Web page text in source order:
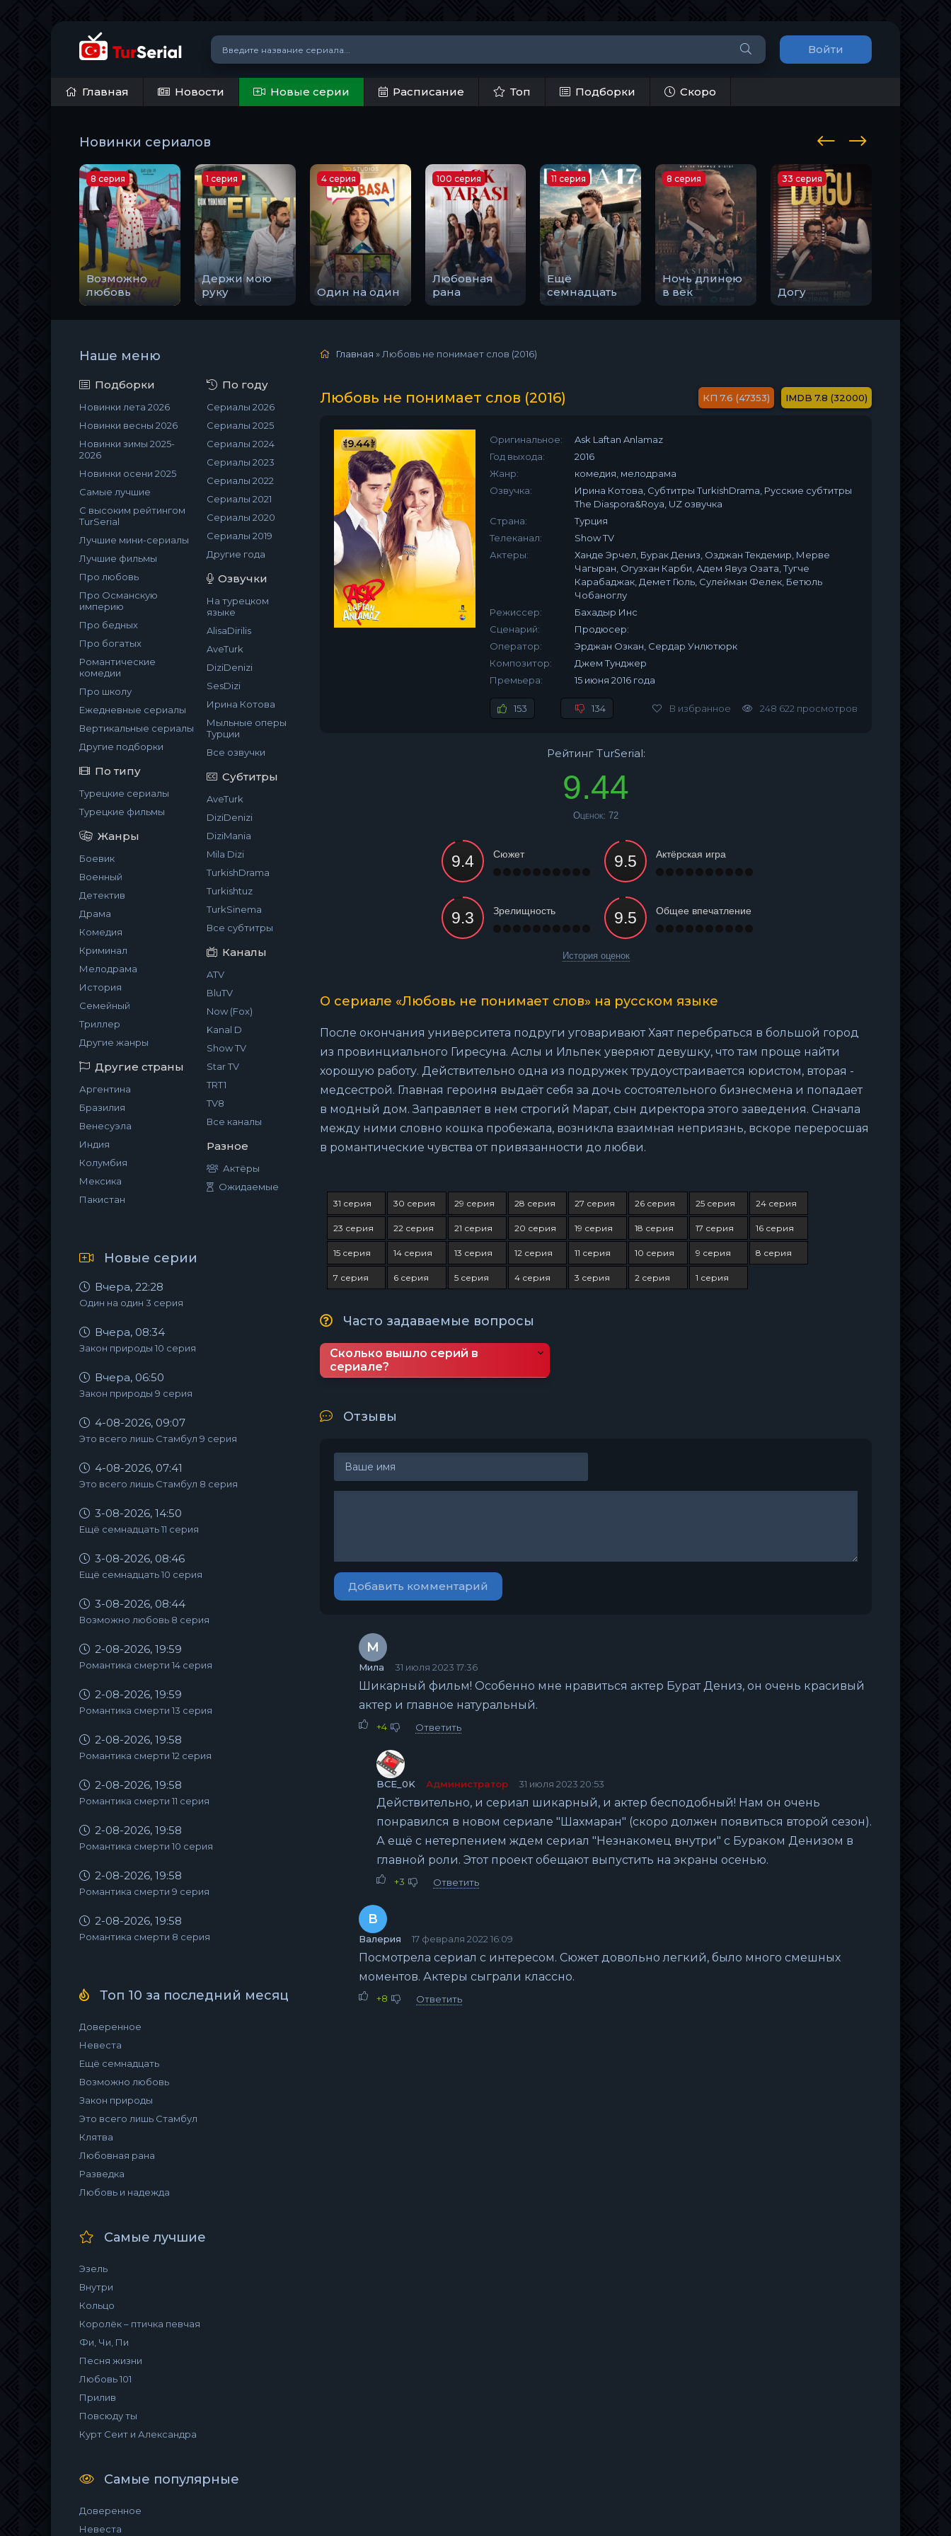
Войти
Главная Новости Новые серии Расписание Топ Подборки Скоро
Новинки сериалов
Возможно
любовь
8 серия
Держи мою
руку
1 серия
Один на один
4 серия
Любовная
рана
100 серия
Ещё
семнадцать
11 серия
Ночь длиною
в век
8 серия
Догу
33 серия
Наше меню
Подборки
Новинки лета 2026
Новинки весны 2026
Новинки зимы 2025-
2026
Новинки осени 2025
Самые лучшие
С высоким рейтингом
TurSerial
Лучшие мини-сериалы
Лучшие фильмы
Про любовь
Про Османскую
империю
Про бедных
Про богатых
Романтические
комедии
Про школу
Ежедневные сериалы
Вертикальные сериалы
Другие подборки
По типу
Турецкие сериалы
Турецкие фильмы
Жанры
Боевик
Военный
Детектив
Драма
Комедия
Криминал
Мелодрама
История
Семейный
Триллер
Другие жанры
Другие страны
Аргентина
Бразилия
Венесуэла
Индия
Колумбия
Мексика
Пакистан
По году
Сериалы 2026
Сериалы 2025
Сериалы 2024
Сериалы 2023
Сериалы 2022
Сериалы 2021
Сериалы 2020
Сериалы 2019
Другие года
Озвучки
На турецком
языке
AlisaDirilis
AveTurk
DiziDenizi
SesDizi
Ирина Котова
Мыльные оперы
Турции
Все озвучки
Субтитры
AveTurk
DiziDenizi
DiziMania
Mila Dizi
TurkishDrama
Turkishtuz
TurkSinema
Все субтитры
Каналы
ATV
BluTV
Now (Fox)
Kanal D
Show TV
Star TV
TRT1
TV8
Все каналы
Разное
Актёры
Ожидаемые
Новые серии
Вчера, 22:28
Один на один 3 серия
Вчера, 08:34
Закон природы 10 серия
Вчера, 06:50
Закон природы 9 серия
4-08-2026, 09:07
Это всего лишь Стамбул 9 серия
4-08-2026, 07:41
Это всего лишь Стамбул 8 серия
3-08-2026, 14:50
Ещё семнадцать 11 серия
3-08-2026, 08:46
Ещё семнадцать 10 серия
3-08-2026, 08:44
Возможно любовь 8 серия
2-08-2026, 19:59
Романтика смерти 14 серия
2-08-2026, 19:59
Романтика смерти 13 серия
2-08-2026, 19:58
Романтика смерти 12 серия
2-08-2026, 19:58
Романтика смерти 11 серия
2-08-2026, 19:58
Романтика смерти 10 серия
2-08-2026, 19:58
Романтика смерти 9 серия
2-08-2026, 19:58
Романтика смерти 8 серия
Топ 10 за последний месяц
Доверенное
Невеста
Ещё семнадцать
Возможно любовь
Закон природы
Это всего лишь Стамбул
Клятва
Любовная рана
Разведка
Любовь и надежда
Самые лучшие
Эзель
Внутри
Кольцо
Королёк – птичка певчая
Фи, Чи, Пи
Песня жизни
Любовь 101
Прилив
Повсюду ты
Курт Сеит и Александра
Самые популярные
Доверенное
Невеста
Главная » Любовь не понимает слов (2016)
Любовь не понимает слов (2016) 7.6 (47353) 7.8 (32000)
9.44 Оригинальное:
Ask Laftan Anlamaz
Год выхода:
2016
Жанр:
комедия, мелодрама
Озвучка:
Ирина Котова, Субтитры TurkishDrama, Русские субтитры
The Diaspora&Roya, UZ озвучка
Страна:
Турция
Телеканал:
Show TV
Актеры:
Ханде Эрчел, Бурак Дениз, Озджан Текдемир, Мерве
Чагыран, Огузхан Карби, Адем Явуз Озата, Тугче
Карабаджак, Демет Гюль, Сулейман Фелек, Бетюль
Чобаноглу
Режиссер:
Бахадыр Инс
Сценарий:
Продюсер:
Оператор:
Эрджан Озкан, Сердар Унлютюрк
Композитор:
Джем Тунджер
Премьера:
15 июня 2016 года
153 134 В избранное 248 622 просмотров
Рейтинг TurSerial:
9.44
Оценок: 72
Сюжет Актёрская игра
Зрелищность Общее впечатление
История оценок
О сериале «Любовь не понимает слов» на русском языке
После окончания университета подруги уговаривают Хаят перебраться в большой город
из провинциального Гиресуна. Аслы и Ильпек уверяют девушку, что там проще найти
хорошую работу. Действительно одна из подружек трудоустраивается юристом, вторая -
медсестрой. Главная героиня выдаёт себя за дочь состоятельного бизнесмена и попадает
в модный дом. Заправляет в нем строгий Марат, сын директора этого заведения. Сначала
между ними словно кошка пробежала, возникла взаимная неприязнь, вскоре переросшая
в романтические чувства от привязанности до любви.
31 серия 30 серия 29 серия 28 серия 27 серия 26 серия 25 серия 24 серия
23 серия 22 серия 21 серия 20 серия 19 серия 18 серия 17 серия 16 серия
15 серия 14 серия 13 серия 12 серия 11 серия 10 серия 9 серия 8 серия
7 серия 6 серия 5 серия 4 серия 3 серия 2 серия 1 серия
Часто задаваемые вопросы
Сколько вышло серий в
сериале?
Отзывы
Добавить комментарий
М
Мила 31 июля 2023 17:36
Шикарный фильм! Особенно мне нравиться актер Бурат Дениз, он очень красивый
актер и главное натуральный.
+4 Ответить
BCE_0K Администратор 31 июля 2023 20:53
Действительно, и сериал шикарный, и актер бесподобный! Нам он очень
понравился в новом сериале "Шахмаран" (скоро должен появиться второй сезон).
А ещё с нетерпением ждем сериал "Незнакомец внутри" с Бураком Денизом в
главной роли. Этот проект обещают выпустить на экраны осенью.
+3 Ответить
В
Валерия 17 февраля 2022 16:09
Посмотрела сериал с интересом. Сюжет довольно легкий, было много смешных
моментов. Актеры сыграли классно.
+8 Ответить